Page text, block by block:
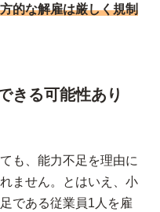
的な解雇は厳しく規制
きる可能性あり
も、能力不足を理由に
ません。とはいえ、小
である従業員1人を雇